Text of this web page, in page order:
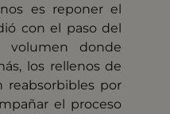
es reponer el
con el paso del
volumen donde
los rellenos de
reabsorbibles por
el proceso